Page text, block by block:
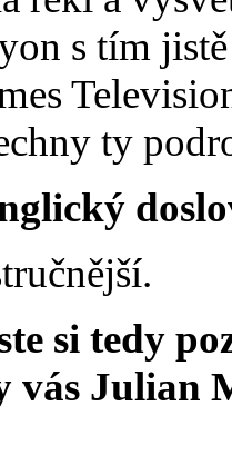
s tím
ty
si tedy
vás Julian